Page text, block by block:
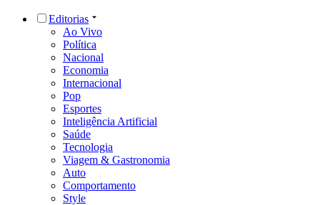
Editorias
Ao Vivo
Política
Nacional
Economia
Internacional
Pop
Esportes
Inteligência Artificial
Saúde
Tecnologia
Viagem & Gastronomia
Auto
Comportamento
Style